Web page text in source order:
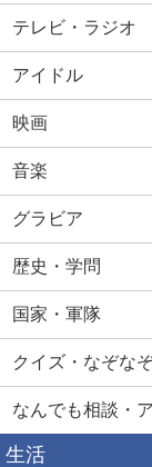
テレビ・ラジオ
アイドル
映画
音楽
グラビア
歴史・学問
国家・軍隊
クイズ・なぞな
なんでも相談・
生活